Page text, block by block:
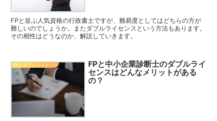
FPと並ぶ人気資格の行政書士ですが、難易度としてはどちらの方が
難しいのでしょうか。またダブルライセンスという方法もあります。
その相性はどうなのか、解説していきます。
FPとダブルライセンス
FPと中小企業診断士のダブルライ
センスはどんなメリットがある
の？